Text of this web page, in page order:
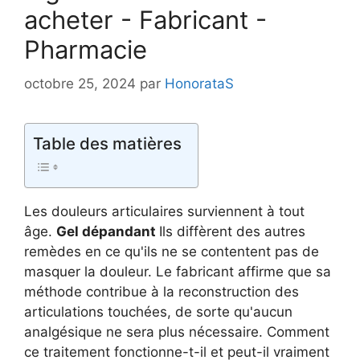
acheter - Fabricant -
Pharmacie
octobre 25, 2024 par HonorataS
Table des matières
Les douleurs articulaires surviennent à tout
âge. Gel dépandant Ils diffèrent des autres
remèdes en ce qu'ils ne se contentent pas de
masquer la douleur. Le fabricant affirme que sa
méthode contribue à la reconstruction des
articulations touchées, de sorte qu'aucun
analgésique ne sera plus nécessaire. Comment
ce traitement fonctionne-t-il et peut-il vraiment